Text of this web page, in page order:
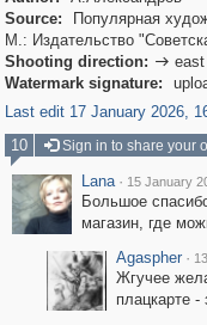
Source:
Популярная
М.: Издательство
Shooting direction:  east
Watermark signature:
Last edit 17 January 2026,
10
Sign in to share your
Lana · 15 January
Большое
магазин, где
Agaspher ·
Жгучее
плацкарте -